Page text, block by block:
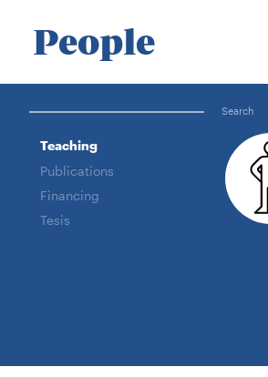
People
Search
Teaching
Publications
Financing
Tesis